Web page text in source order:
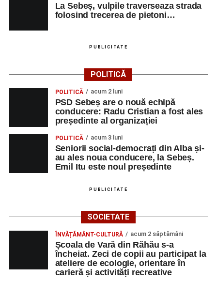
La Sebeș, vulpile traverseaza strada
folosind trecerea de pietoni…
PUBLICITATE
POLITICĂ
POLITICĂ acum 2 luni
PSD Sebeș are o nouă echipă
conducere: Radu Cristian a fost ales
președinte al organizației
POLITICĂ acum 3 luni
Seniorii social-democrați din Alba și-
au ales noua conducere, la Sebeș.
Emil Itu este noul președinte
PUBLICITATE
SOCIETATE
ÎNVĂȚĂMÂNT-CULTURĂ acum 2 săptămâni
Școala de Vară din Răhău s-a
încheiat. Zeci de copii au participat la
ateliere de ecologie, orientare în
carieră și activități recreative